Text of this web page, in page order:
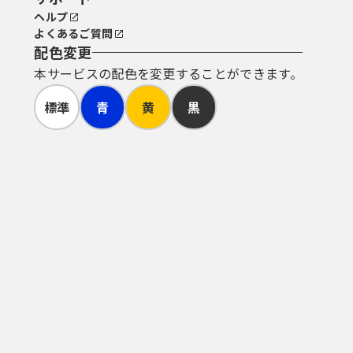
ヘルプ
よくあるご質問
配色変更
本サービスの配色を変更することができます。
標準
青 黄 黒